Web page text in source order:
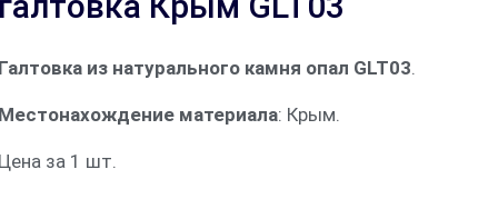
из натурального камня опал GLT03.
материала: Крым.
за 1 шт.